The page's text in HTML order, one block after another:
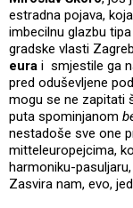
estradna pojava,
imbecilnu glazbu
gradske vlasti
eura i smjestile ga
pred oduševljene
mogu se ne zapitati
puta spominjanom
nestadoše sve one
mitteleuropejcima,
harmoniku-
Zasvira nam, evo,